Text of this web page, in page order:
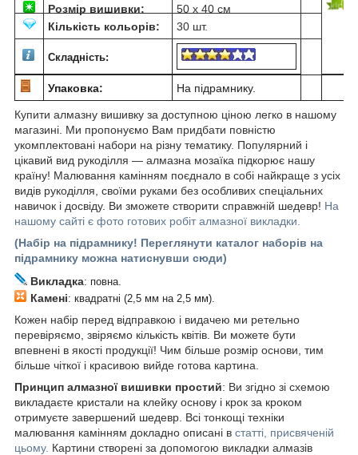
Розмір вишивки:
50 х 40 см
Кількість кольорів:
30 шт.
Складність:
Упаковка: На підрамнику.
Купити алмазну вишивку за доступною ціною легко в нашому
магазині. Ми пропонуємо Вам придбати повністю
укомплектовані набори на різну тематику. Популярний і
цікавий вид рукоділля ― алмазна мозаїка підкорює нашу
країну! Малювання камінням поєднало в собі найкраще з усіх
видів рукоділля, своїми руками без особливих спеціальних
навичок і досвіду. Ви зможете створити справжній шедевр! На
нашому сайті є фото готових робіт алмазної викладки.
(Набір на підрамнику! Переглянути каталог наборів на
підрамнику можна натиснувши сюди)
Викладка: повна.
Камені: квадратні (2,5 мм на 2,5 мм).
Кожен набір перед відправкою і видачею ми ретельно
перевіряємо, звіряємо кількість квітів. Ви можете бути
впевнені в якості продукції! Чим більше розмір основи, тим
більше чіткої і красивою вийде готова картина.
Принцип алмазної вишивки простий: Ви згідно зі схемою
викладаєте кристали на клейку основу і крок за кроком
отримуєте завершений шедевр. Всі тонкощі техніки
малювання камінням докладно описані в статті, присвяченій
цьому. Картини створені за допомогою викладки алмазів